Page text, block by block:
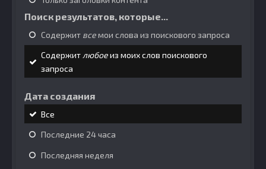
Поиск результатов, которые...
Содержит всемои слова из поискового запроса
Содержитлюбоеиз моих слов поискового
запроса
Дата создания
Все
Последние 24 часа
Последняя неделя